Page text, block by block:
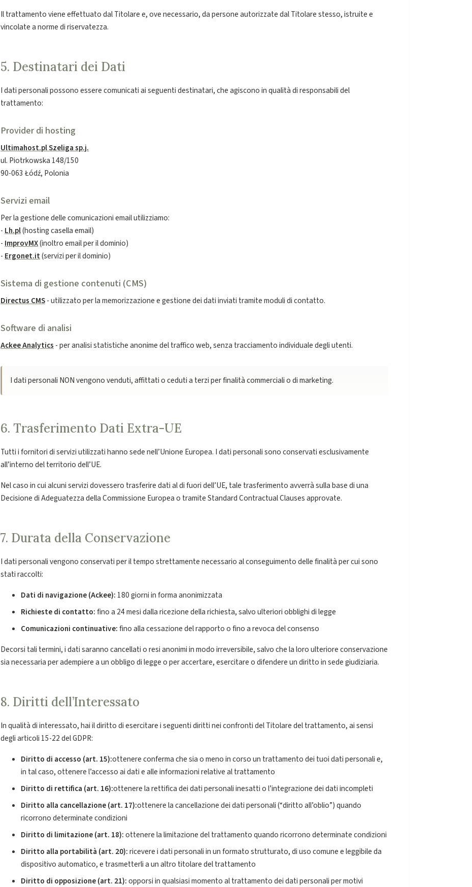
Il trattamento viene effettuato dal Titolare e, ove necessario, da persone autorizzate dal Titolare stesso, istruite e
vincolate a norme di riservatezza.
5. Destinatari dei Dati
I dati personali possono essere comunicati ai seguenti destinatari, che agiscono in qualità di responsabili del
trattamento:
Provider di hosting
Ultimahost.pl Szeliga sp.j.
ul. Piotrkowska 148/150
90-063 Łódź, Polonia
Servizi email
Per la gestione delle comunicazioni email utilizziamo:
- Lh.pl(hosting casella email)
- ImprovMX(inoltro email per il dominio)
- Ergonet.it(servizi per il dominio)
Sistema di gestione contenuti (CMS)
Directus CMS- utilizzato per la memorizzazione e gestione dei dati inviati tramite moduli di contatto.
Software di analisi
Ackee Analytics - per analisi statistiche anonime del traffico web, senza tracciamento individuale degli utenti.
I dati personali NON vengono venduti, affittati o ceduti a terzi per finalità commerciali o di marketing.
6. Trasferimento Dati Extra-UE
Tutti i fornitori di servizi utilizzati hanno sede nell’Unione Europea. I dati personali sono conservati esclusivamente
all’interno del territorio dell’UE.
Nel caso in cui alcuni servizi dovessero trasferire dati al di fuori dell’UE, tale trasferimento avverrà sulla base di una
Decisione di Adeguatezza della Commissione Europea o tramite Standard Contractual Clauses approvate.
7. Durata della Conservazione
I dati personali vengono conservati per il tempo strettamente necessario al conseguimento delle finalità per cui sono
stati raccolti:
Dati di navigazione (Ackee): 180 giorni in forma anonimizzata
Richieste di contatto:fino a 24 mesi dalla ricezione della richiesta, salvo ulteriori obblighi di legge
Comunicazioni continuative:fino alla cessazione del rapporto o fino a revoca del consenso
Decorsi tali termini, i dati saranno cancellati o resi anonimi in modo irreversibile, salvo che la loro ulteriore conservazione
sia necessaria per adempiere a un obbligo di legge o per accertare, esercitare o difendere un diritto in sede giudiziaria.
8. Diritti dell’Interessato
In qualità di interessato, hai il diritto di esercitare i seguenti diritti nei confronti del Titolare del trattamento, ai sensi
degli articoli 15-22 del GDPR:
Diritto di accesso (art. 15):ottenere conferma che sia o meno in corso un trattamento dei tuoi dati personali e,
in tal caso, ottenere l’accesso ai dati e alle informazioni relative al trattamento
Diritto di rettifica (art. 16):ottenere la rettifica dei dati personali inesatti o l’integrazione dei dati incompleti
Diritto alla cancellazione (art. 17):ottenere la cancellazione dei dati personali (“diritto all’oblio”) quando
ricorrono determinate condizioni
Diritto di limitazione (art. 18):ottenere la limitazione del trattamento quando ricorrono determinate condizioni
Diritto alla portabilità (art. 20):ricevere i dati personali in un formato strutturato, di uso comune e leggibile da
dispositivo automatico, e trasmetterli a un altro titolare del trattamento
Diritto di opposizione (art. 21):opporsi in qualsiasi momento al trattamento dei dati personali per motivi